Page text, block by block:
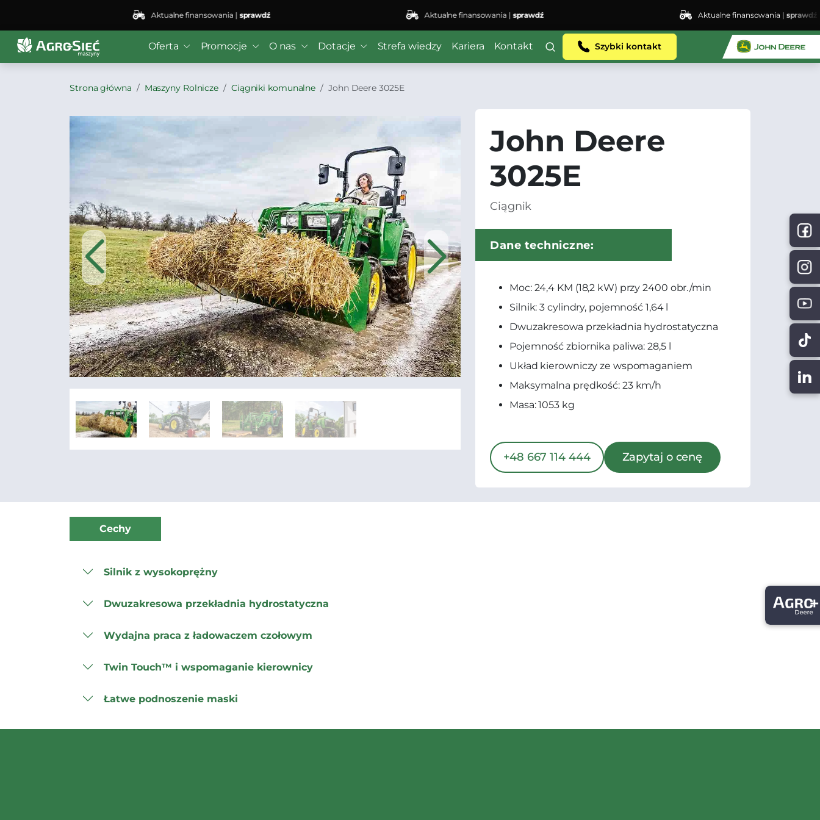
Aktualne finansowania |sprawdź Aktualne finansowania |sprawdź Aktualne finansowania |sprawdź
Oferta Promocje O nas Dotacje Strefa wiedzy Kariera Kontakt Szybki kontakt
Strona główna Maszyny Rolnicze Ciągniki komunalne John Deere 3025E
John Deere
3025E
Ciągnik
Dane techniczne:
Moc: 24,4 KM (18,2 kW) przy 2400 obr./min
Silnik: 3 cylindry, pojemność 1,64 l
Dwuzakresowa przekładnia hydrostatyczna
Pojemność zbiornika paliwa: 28,5 l
Układ kierowniczy ze wspomaganiem
Maksymalna prędkość: 23 km/h
Masa: 1053 kg
+48 667 114 444 Zapytaj o cenę
Cechy
Silnik z wysokoprężny
Dwuzakresowa przekładnia hydrostatyczna
Wydajna praca z ładowaczem czołowym
Twin Touch™ i wspomaganie kierownicy
Łatwe podnoszenie maski